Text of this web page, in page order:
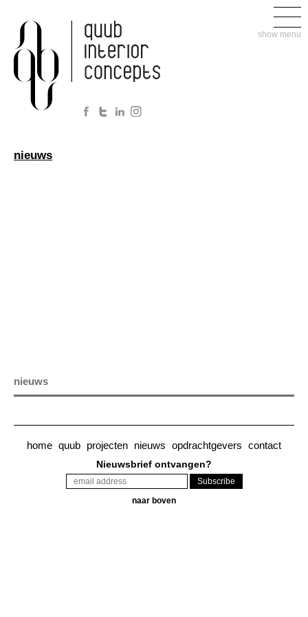
show menu
nieuws
nieuws
home quub projecten nieuws opdrachtgevers contact
Nieuwsbrief ontvangen?
naar boven